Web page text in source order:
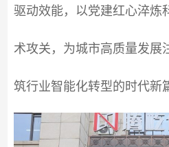
驱动效能，以党建红心淬炼
术攻关，为城市高质量发展
筑行业智能化转型的时代新